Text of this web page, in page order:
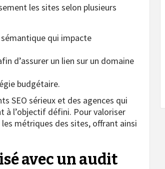
les sites selon plusieurs
qui impacte
d’assurer un lien sur un domaine
budgétaire.
SEO sérieux et des agences qui
à l’objectif défini. Pour valoriser
métriques des sites, offrant ainsi
avec un audit